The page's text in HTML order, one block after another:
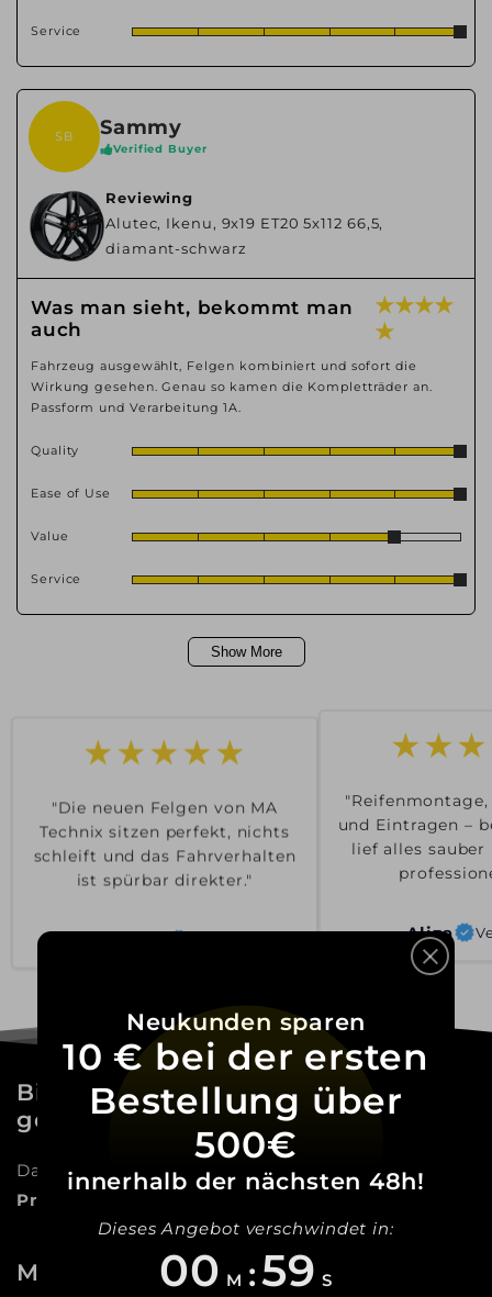
Service
SB Sammy
Verified Buyer
Reviewing
Alutec, Ikenu, 9x19 ET20 5x112 66,5,
diamant-schwarz
Was man sieht, bekommt man
auch
★ ★ ★ ★
★
Fahrzeug ausgewählt, Felgen kombiniert und sofort die
Wirkung gesehen. Genau so kamen die Kompletträder an.
Passform und Verarbeitung 1A.
Quality
Ease of Use
Value
Service
Show More
Neukunden sparen
10 € bei der ersten
Bestellung über
500€
innerhalb der nächsten 48h!
Dieses Angebot verschwindet in:
00 M :57 S
★★★★★
"Die neuen Felgen von MA
Technix sitzen perfekt, nichts
schleift und das Fahrverhalten
ist spürbar direkter."
Davina K Verified
und Eintragen –
lief alles
Aliza
Bisher noch nicht das Richtige
gefunden?
Dann kommt hier jetzt eine Auflistung unserer
Produkte & Leistungen
Mehr als nur ein Online-Shop